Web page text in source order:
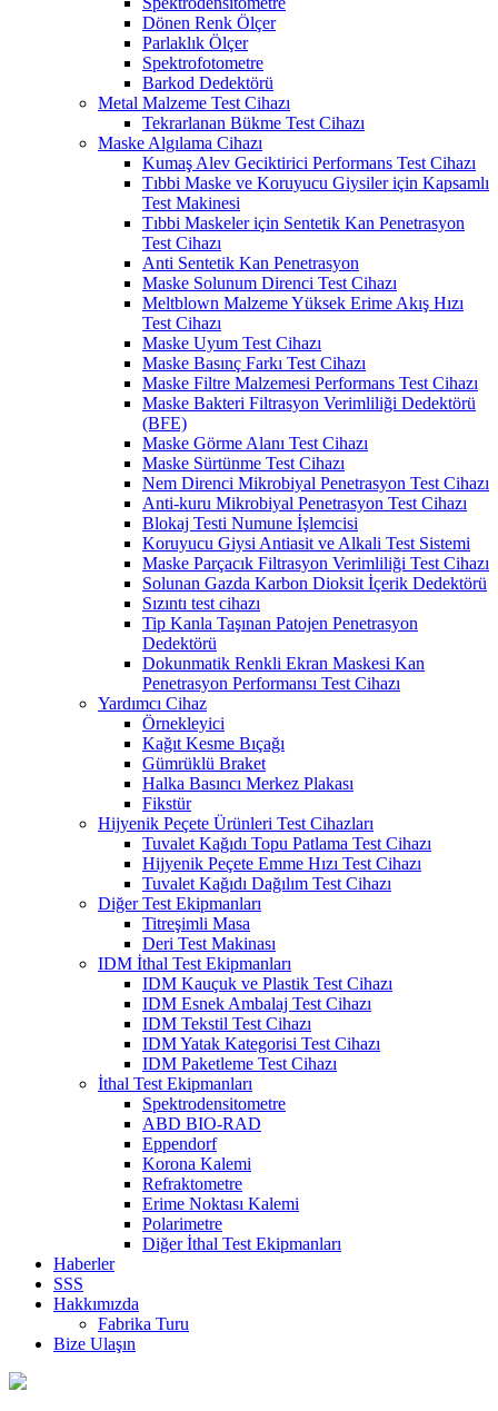
Dönen Renk Ölçer
Parlaklık Ölçer
Spektrofotometre
Barkod Dedektörü
Metal Malzeme Test Cihazı
Tekrarlanan Bükme Test Cihazı
Maske Algılama Cihazı
Kumaş Alev Geciktirici Performans Test Cihazı
Tıbbi Maske ve Koruyucu Giysiler için Kapsamlı
Test Makinesi
Tıbbi Maskeler için Sentetik Kan Penetrasyon
Test Cihazı
Anti Sentetik Kan Penetrasyon
Maske Solunum Direnci Test Cihazı
Meltblown Malzeme Yüksek Erime Akış Hızı
Test Cihazı
Maske Uyum Test Cihazı
Maske Basınç Farkı Test Cihazı
Maske Filtre Malzemesi Performans Test Cihazı
Maske Bakteri Filtrasyon Verimliliği Dedektörü
(BFE)
Maske Görme Alanı Test Cihazı
Maske Sürtünme Test Cihazı
Nem Direnci Mikrobiyal Penetrasyon Test Cihazı
Anti-kuru Mikrobiyal Penetrasyon Test Cihazı
Blokaj Testi Numune İşlemcisi
Koruyucu Giysi Antiasit ve Alkali Test Sistemi
Maske Parçacık Filtrasyon Verimliliği Test Cihazı
Solunan Gazda Karbon Dioksit İçerik Dedektörü
Sızıntı test cihazı
Tip Kanla Taşınan Patojen Penetrasyon
Dedektörü
Dokunmatik Renkli Ekran Maskesi Kan
Penetrasyon Performansı Test Cihazı
Yardımcı Cihaz
Örnekleyici
Kağıt Kesme Bıçağı
Gümrüklü Braket
Halka Basıncı Merkez Plakası
Fikstür
Hijyenik Peçete Ürünleri Test Cihazları
Tuvalet Kağıdı Topu Patlama Test Cihazı
Hijyenik Peçete Emme Hızı Test Cihazı
Tuvalet Kağıdı Dağılım Test Cihazı
Diğer Test Ekipmanları
Titreşimli Masa
Deri Test Makinası
IDM İthal Test Ekipmanları
IDM Kauçuk ve Plastik Test Cihazı
IDM Esnek Ambalaj Test Cihazı
IDM Tekstil Test Cihazı
IDM Yatak Kategorisi Test Cihazı
IDM Paketleme Test Cihazı
İthal Test Ekipmanları
Spektrodensitometre
ABD BIO-RAD
Eppendorf
Korona Kalemi
Refraktometre
Erime Noktası Kalemi
Polarimetre
Diğer İthal Test Ekipmanları
Haberler
SSS
Hakkımızda
Fabrika Turu
Bize Ulaşın